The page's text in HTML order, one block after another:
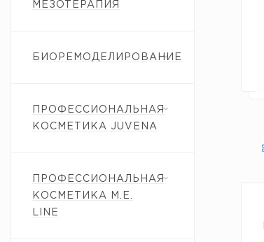
МЕЗОТЕРАПИЯ
БИОРЕМОДЕЛИРОВАНИЕ
ПРОФЕССИОНАЛЬНАЯ
КОСМЕТИКА JUVENA
ПРОФЕССИОНАЛЬНАЯ
КОСМЕТИКА M.E.
LINE